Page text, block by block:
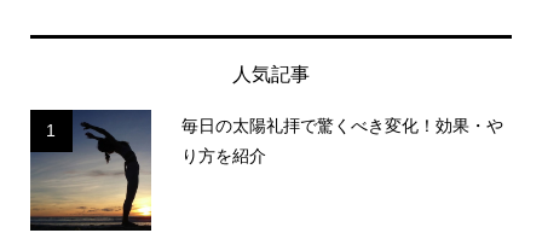
人気記事
1
毎日の太陽礼拝で驚くべき変化！効果・や
り方を紹介